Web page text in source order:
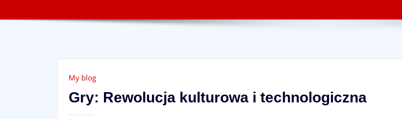
My blog
Gry: Rewolucja kulturowa i technologiczna